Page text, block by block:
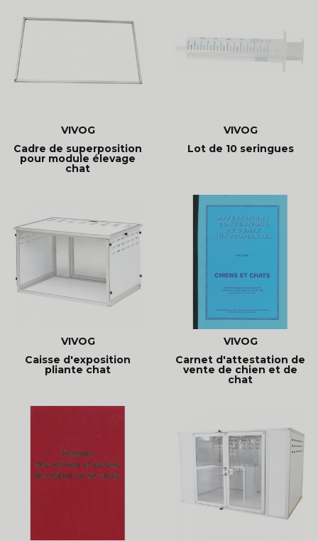
VIVOG
Cadre de superposition
pour module élevage
chat
VIVOG
Lot de 10 seringues
VIVOG
Caisse d'exposition
pliante chat
VIVOG
Carnet d'attestation de
vente de chien et de
chat